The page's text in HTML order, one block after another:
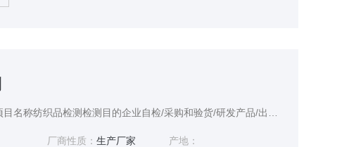
厂商性质： 生产厂家 产地：